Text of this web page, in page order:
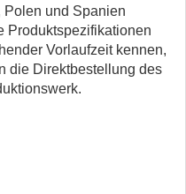
Polen und Spanien
Produktspezifikationen
Vorlaufzeit kennen,
die Direktbestellung des